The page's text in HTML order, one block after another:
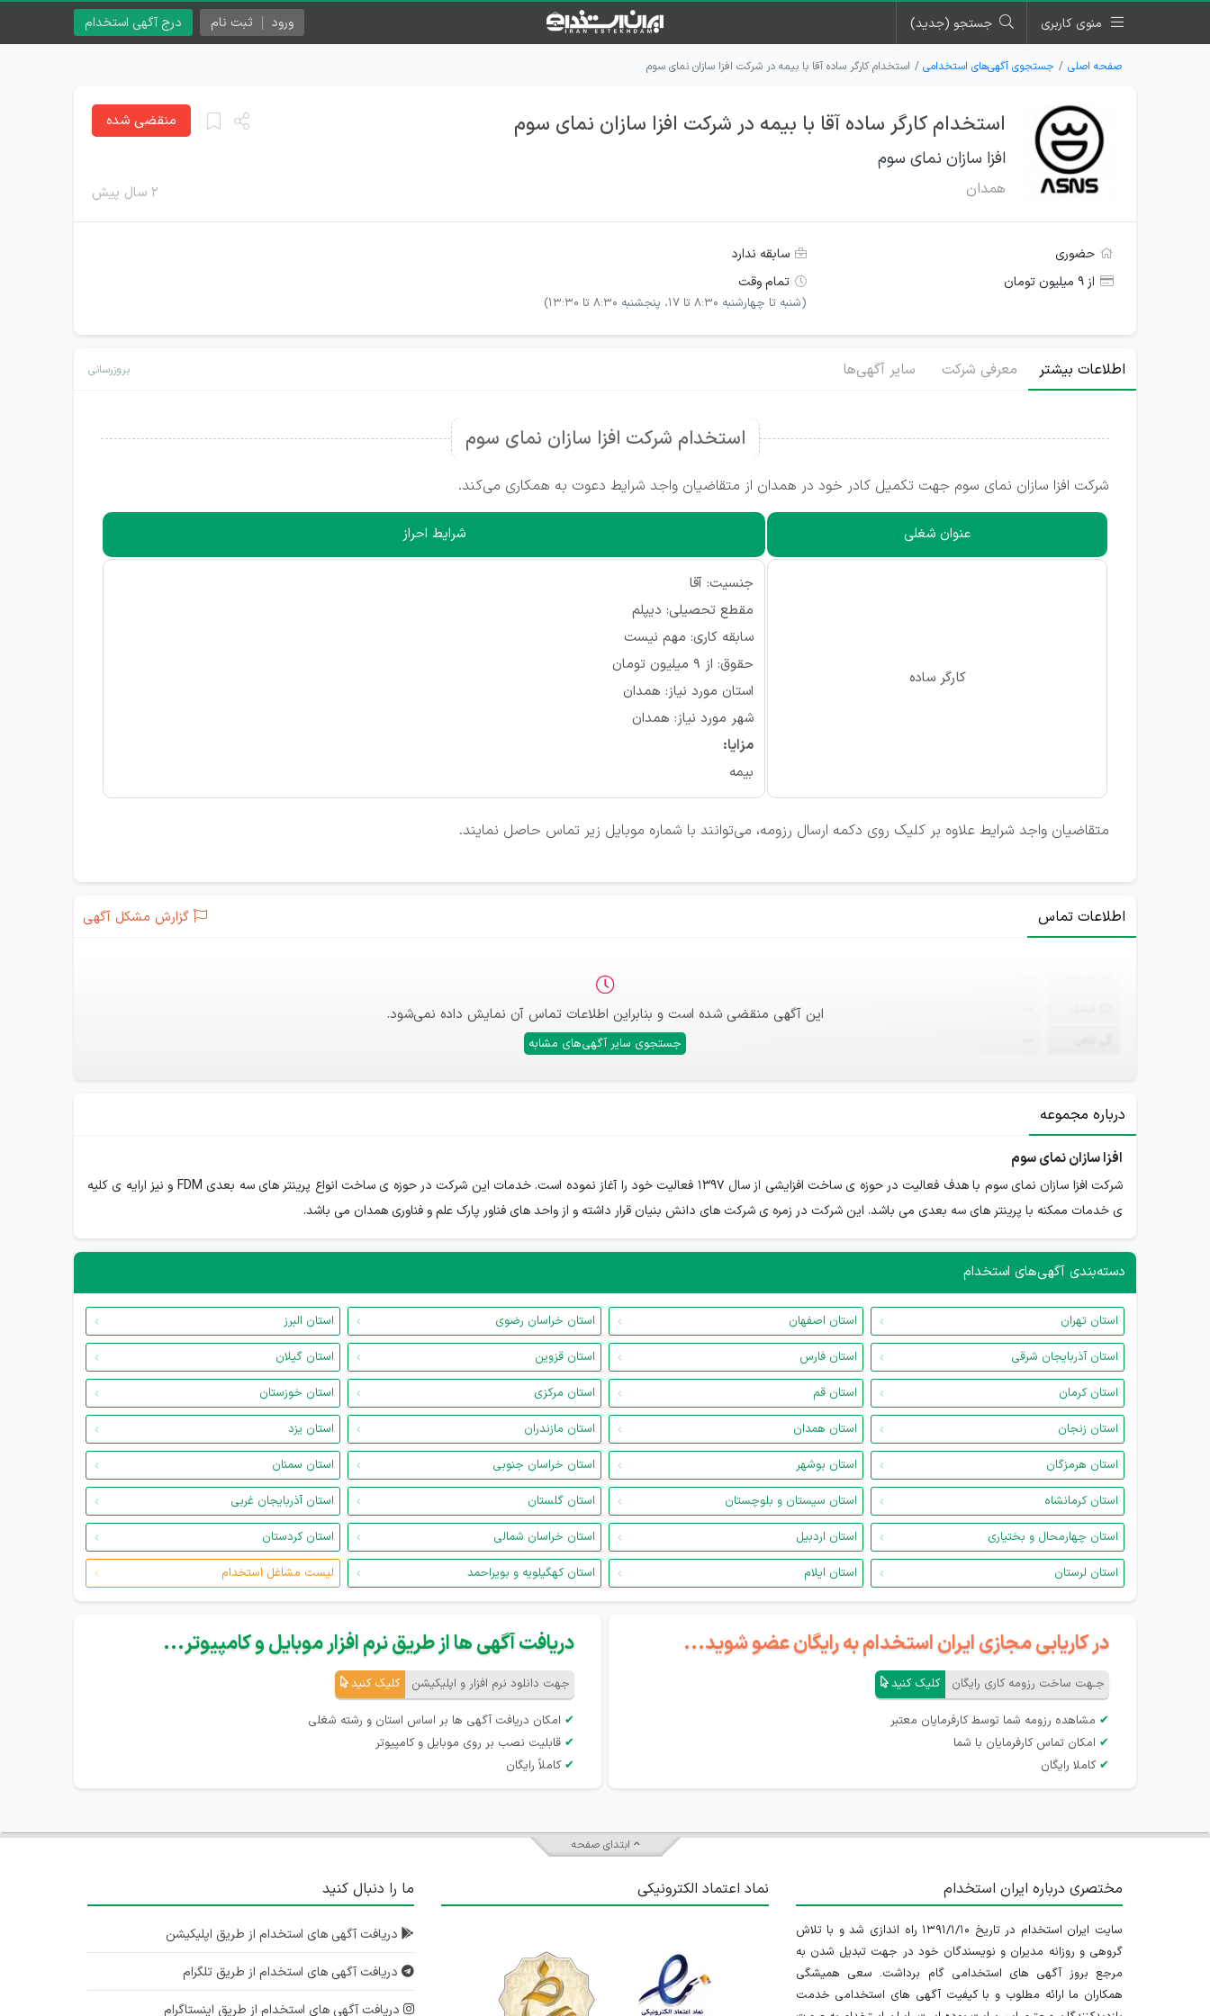
منوی کاربری جستجو (جدید) درج آگهی استخدام ورود ثبت نام
صفحه اصلی جستجوی آگهی‌های استخدامی استخدام کارگر ساده آقا با بیمه در شرکت افزا سازان نمای سوم
استخدام کارگر ساده آقا با بیمه در شرکت افزا سازان نمای سوم
افزا سازان نمای سوم
همدان ۲ سال پیش
منقضی شده
حضوری
سابقه ندارد
از ۹ میلیون تومان
تمام وقت
(شنبه تا چهارشنبه 8:30 تا 17، پنجشنبه 8:30 تا 13:30)
اطلاعات بیشتر معرفی شرکت سایر آگهی‌ها بروزرسانی
استخدام شرکت افزا سازان نمای سوم
شرکت افزا سازان نمای سوم جهت تکمیل کادر خود در همدان از متقاضیان واجد شرایط دعوت به همکاری می‌کند.
عنوان شغلی شرایط احراز
کارگر ساده
جنسیت: آقا
مقطع تحصیلی: دیپلم
سابقه کاری: مهم نیست
حقوق: از ۹ میلیون تومان
استان مورد نیاز: همدان
شهر مورد نیاز: همدان
مزایا:
بیمه
متقاضیان واجد شرایط علاوه بر کلیک روی دکمه ارسال رزومه، می‌توانند با شماره موبایل زیر تماس حاصل نمایند.
اطلاعات تماس گزارش مشکل آگهی
این آگهی منقضی شده است و بنابراین اطلاعات تماس آن نمایش داده نمی‌شود.
جستجوی سایر آگهی‌های مشابه
درباره مجموعه
افزا سازان نمای سوم
شرکت افزا سازان نمای سوم با هدف فعالیت در حوزه ی ساخت افزایشی از سال 1397 فعالیت خود را آغاز نموده است. خدمات این شرکت در حوزه ی ساخت انواع پرینتر های سه بعدی FDM و نیز ارایه ی کلیه
ی خدمات ممکنه با پرینتر های سه بعدی می باشد. این شرکت در زمره ی شرکت های دانش بنیان قرار داشته و از واحد های فناور پارک علم و فناوری همدان می باشد.
دسته‌بندی آگهی‌های استخدام
استان تهران استان اصفهان استان خراسان رضوی
استان البرز
استان آذربایجان شرقی
استان فارس استان قزوین
استان گیلان
استان کرمان
استان قم استان مرکزی
استان خوزستان
استان زنجان
استان همدان استان مازندران
استان یزد
استان هرمزگان
استان بوشهر استان خراسان جنوبی
استان سمنان
استان کرمانشاه
استان سیستان و بلوچستان استان گلستان
استان آذربایجان غربی
استان چهارمحال و بختیاری
استان اردبیل استان خراسان شمالی
استان کردستان
استان لرستان
استان ایلام استان کهگیلویه و بویراحمد لیست مشاغل استخدام
در کاریابی مجازی ایران استخدام به رایگان عضو شوید...
جـهت ساخت رزومه کاری رایگان کلیک کنید
✔ مشاهده رزومه شما توسط کارفرمایان معتبر
✔ امکان تماس کارفرمایان با شما
✔ کاملا رایگان
دریافت آگهی ها از طریق نرم افزار موبایل و کامپیوتر...
جهت دانلود نرم افزار و اپلیکیشن کلیک کنید
✔ امکان دریافت آگهی ها بر اساس استان و رشته شغلی
✔ قابلیت نصب بر روی موبایل و کامپیوتر
✔ کاملاً رایگان
ابتدای صفحه
مختصری درباره ایران استخدام
سایت ایران استخدام در تاریخ ۱۳۹۱/۱/۱۰ راه اندازی شد و با تلاش
گروهی و روزانه مدیران و نویسندگان خود در جهت تبدیل شدن به
مرجع بروز آگهی های استخدامی گام برداشت. سعی همیشگی
همکاران ما ارائه مطلوب و با کیفیت آگهی های استخدامی خدمت
نماد اعتماد الکترونیکی ما را دنبال کنید
دریافت آگهی های استخدام از طریق اپلیکیشن
دریافت آگهی های استخدام از طریق تلگرام
دریافت آگهی های استخدام از طریق اینستاگرام